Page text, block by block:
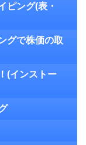
ピング(表・
グで株価の取
(インストー